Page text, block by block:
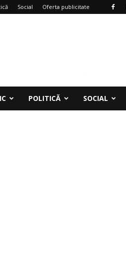
Social Oferta publicitate
POLITICĂ SOCIAL